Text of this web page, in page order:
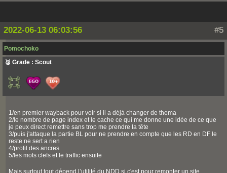
#5
2022-06-13 06:03:56
Pomochoko
🥉 Grade : Scout
1/en premier wayback pour voir si il a déjà changer de thema
2/le nombre de page index et le cache ce qui me donne une idée de ce que
je peux direct remettre sans trop me prendre la tête
3/puis j'attaque la partie BL pour ne prendre en compte que les RD en DF le
reste ne sert a rien
4/profil des ancres
5/les mots clefs et le traffic ensuite